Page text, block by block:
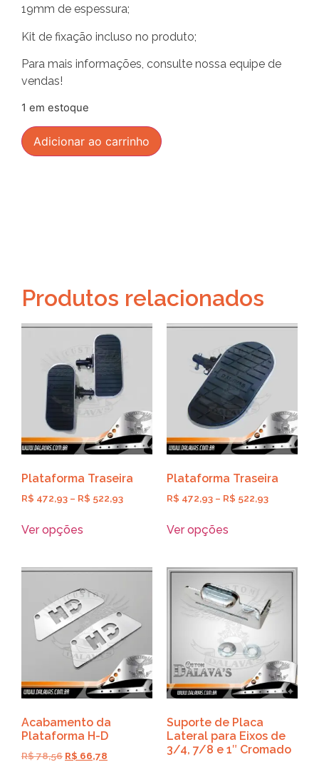
19mm de espessura;
Kit de fixação incluso no produto;
Para mais informações, consulte nossa equipe de
vendas!
1 em estoque
Adicionar ao carrinho
Produtos relacionados
Plataforma Traseira
R$ 472,93 – R$ 522,93
Ver opções
Plataforma Traseira
R$ 472,93 – R$ 522,93
Ver opções
Acabamento da
Plataforma H-D
R$78,56 R$ 66,78
Suporte de Placa
Lateral para Eixos de
3/4, 7/8 e 1″ Cromado